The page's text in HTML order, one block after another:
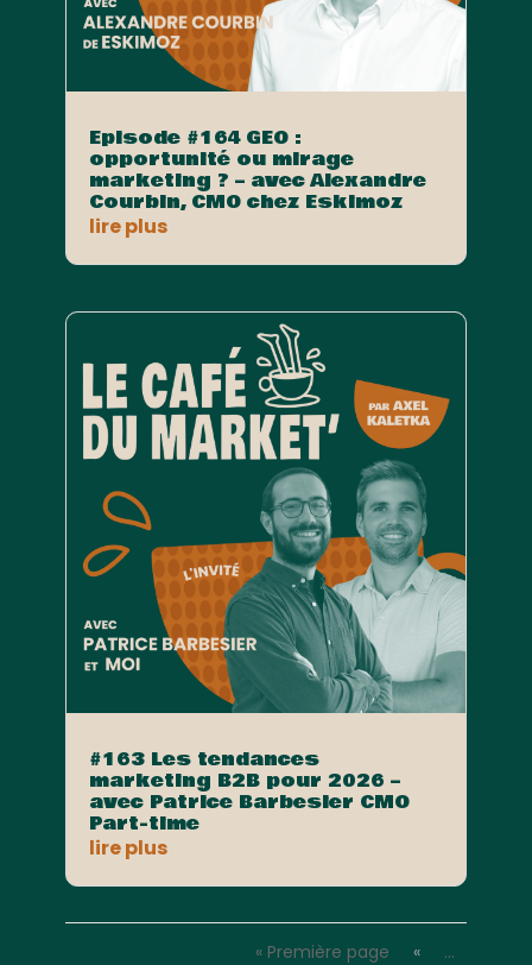
Episode #164 GEO :
opportunité ou mirage
marketing ? – avec Alexandre
Courbin, CMO chez Eskimoz
lire plus
#163 Les tendances
marketing B2B pour 2026 –
avec Patrice Barbesier CMO
Part-time
lire plus
« Première page «
…